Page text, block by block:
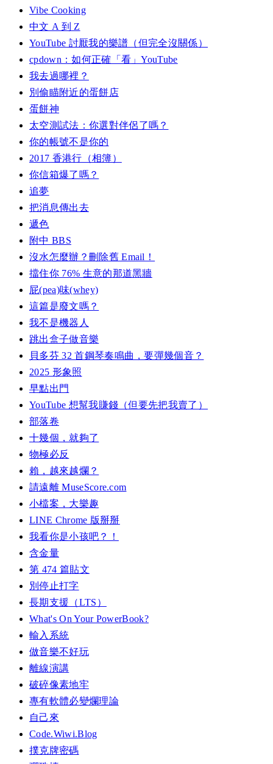
Vibe Cooking
中文 A 到 Z
YouTube 討厭我的樂譜（但完全沒關係）
cpdown：如何正確「看」YouTube
我去過哪裡？
別偷瞄附近的蛋餅店
蛋餅神
太空測試法：你選對伴侶了嗎？
你的帳號不是你的
2017 香港行（相簿）
你信箱爆了嗎？
追夢
把消息傳出去
遞色
附中 BBS
沒水怎麼辦？刪除舊 Email！
擋住你 76% 生意的那道黑牆
屁(pea)味(whey)
這篇是廢文嗎？
我不是機器人
跳出盒子做音樂
貝多芬 32 首鋼琴奏鳴曲，要彈幾個音？
2025 形象照
早點出門
YouTube 想幫我賺錢（但要先把我賣了）
部落卷
十幾個，就夠了
物極必反
賴，越來越爛？
請遠離 MuseScore.com
小檔案，大樂趣
LINE Chrome 版掰掰
我看你是小孩吧？！
含金量
第 474 篇貼文
別停止打字
長期支援（LTS）
What's On Your PowerBook?
輸入系統
做音樂不好玩
離線演講
破碎像素地牢
專有軟體必變爛理論
自己來
Code.Wiwi.Blog
撲克牌密碼